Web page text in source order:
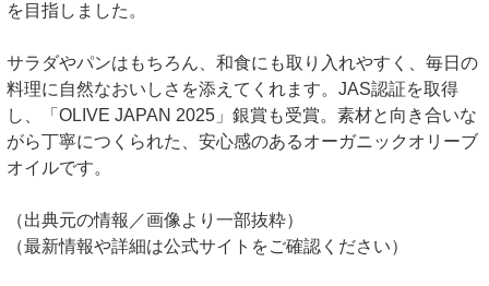
を目指しました。
サラダやパンはもちろん、和食にも取り入れやすく、毎日の
料理に自然なおいしさを添えてくれます。JAS認証を取得
し、「OLIVE JAPAN 2025」銀賞も受賞。素材と向き合いな
がら丁寧につくられた、安心感のあるオーガニックオリーブ
オイルです。
（出典元の情報／画像より一部抜粋）
（最新情報や詳細は公式サイトをご確認ください）